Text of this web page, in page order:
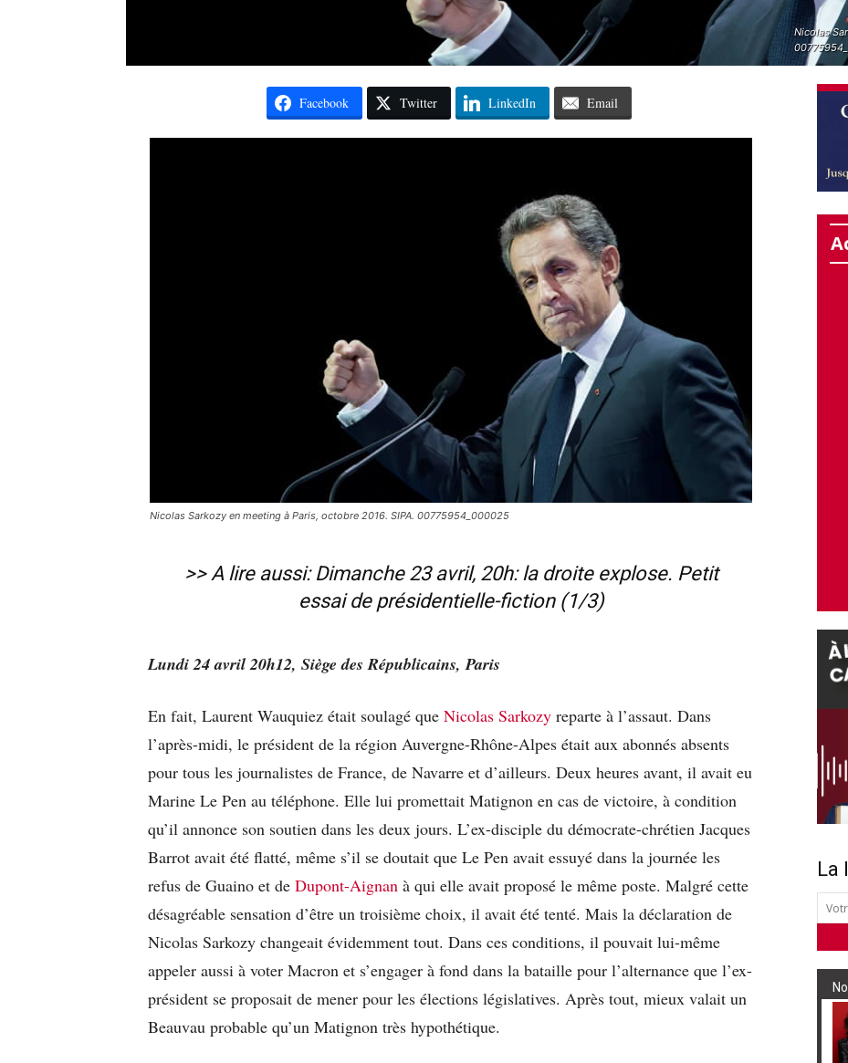
Nicolas
Facebook Twitter LinkedIn Email
Nicolas Sarkozy en meeting à Paris, octobre 2016. SIPA. 00775954_000025
>> A lire aussi: Dimanche 23 avril, 20h: la droite explose. Petit
essai de présidentielle-fiction (1/3)
Lundi 24 avril 20h12, Siège des Républicains, Paris
En fait, Laurent Wauquiez était soulagé que Nicolas Sarkozy reparte à l’assaut. Dans
l’après-midi, le président de la région Auvergne-Rhône-Alpes était aux abonnés absents
pour tous les journalistes de France, de Navarre et d’ailleurs. Deux heures avant, il avait eu
Marine Le Pen au téléphone. Elle lui promettait Matignon en cas de victoire, à condition
qu’il annonce son soutien dans les deux jours. L’ex-disciple du démocrate-chrétien Jacques
Barrot avait été flatté, même s’il se doutait que Le Pen avait essuyé dans la journée les
refus de Guaino et de Dupont-Aignan à qui elle avait proposé le même poste. Malgré cette
désagréable sensation d’être un troisième choix, il avait été tenté. Mais la déclaration de
Nicolas Sarkozy changeait évidemment tout. Dans ces conditions, il pouvait lui-même
appeler aussi à voter Macron et s’engager à fond dans la bataille pour l’alternance que l’ex-
président se proposait de mener pour les élections législatives. Après tout, mieux valait un
Beauvau probable qu’un Matignon très hypothétique.
La